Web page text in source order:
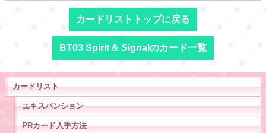
カードリストトップに戻る
BT03 Spirit & Signalのカード一覧
カードリスト
エキスパンション
PRカード入手方法